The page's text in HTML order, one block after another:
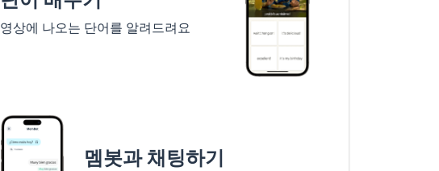
영상에 나오는 단어를 알려드려요
멤봇과 채팅하기